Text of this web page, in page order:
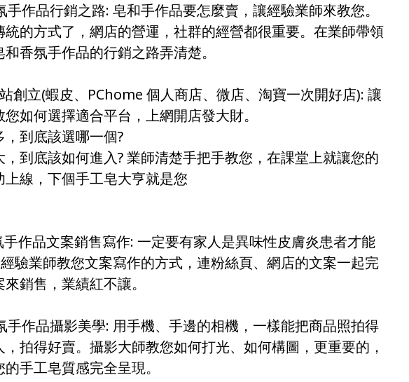
手作品行銷之路: 皂和手作品要怎麼賣，讓經驗業師來教您。
統的方式了，網店的營運，社群的經營都很重要。在業師帶領
香氛手作品的行銷之路弄清楚。
創立(蝦皮、PChome 個人商店、微店、淘寶一次開好店): 讓
如何選擇適合平台，上網開店發大財。
到底該選哪一個?
到底該如何進入? 業師清楚手把手教您，在課堂上就讓您的
線，下個手工皂大亨就是您
作品文案銷售寫作: 一定要有家人是異味性皮膚炎患者才能
驗業師教您文案寫作的方式，連粉絲頁、網店的文案一起完
銷售，業績紅不讓。
手作品攝影美學: 用手機、手邊的相機，一樣能把商品照拍得
拍得好賣。攝影大師教您如何打光、如何構圖，更重要的，
手工皂質感完全呈現。